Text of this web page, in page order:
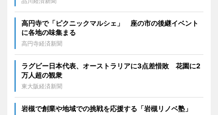
高円寺で「ピクニックマルシェ」 座の市の後継イベント
に各地の味集まる
高円寺経済新聞
ラグビー日本代表、オーストラリアに3点差惜敗 花園に2
万人超の観衆
東大阪経済新聞
岩槻で創業や地域での挑戦を応援する「岩槻リノベ塾」